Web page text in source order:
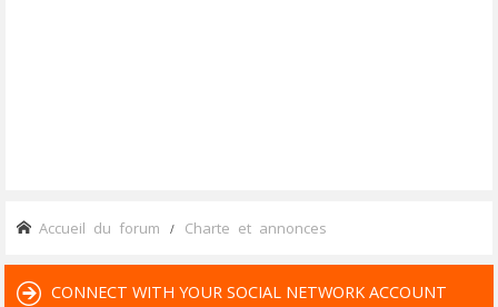
Accueil du forum Charte et annonces
CONNECT WITH YOUR SOCIAL NETWORK ACCOUNT